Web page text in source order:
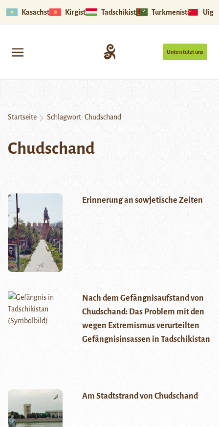
Kasachstan Kirgistan Tadschikistan Turkmenistan
Unterstützt uns
Startseite Schlagwort: Chudschand
Chudschand
Erinnerung an sowjetische Zeiten
Nach dem Gefängnisaufstand von
Chudschand: Das Problem mit den
wegen Extremismus verurteilten
Gefängnisinsassen in Tadschikistan
Am Stadtstrand von Chudschand